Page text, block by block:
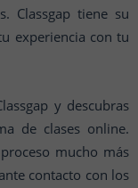
Classgap tiene su
experiencia con tu
y descubras
de clases online.
mucho más
contacto con los